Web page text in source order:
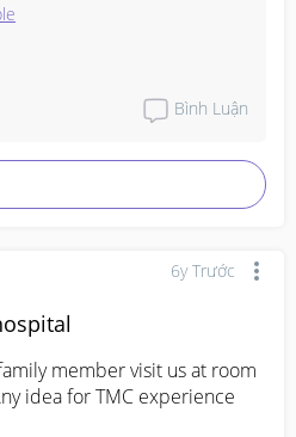
Bình Luận
6y Trước
member visit us at room
idea for TMC experience